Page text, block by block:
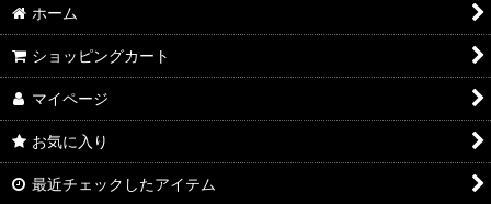
並び順:
絞り込む
ホーム
ショッピングカート
マイページ
お気に入り
最近チェックしたアイテム